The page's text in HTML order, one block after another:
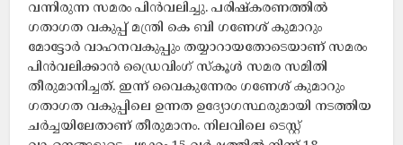
വന്നിരുന്ന സമരം പിൻവലിച്ചു. പരിഷ്കരണത്തിൽ
ഗതാഗത വകുപ്പ് മന്ത്രി കെ ബി ഗണേശ് കുമാറും
മോട്ടോർ വാഹനവകുപ്പും തയ്യാറായതോടെയാണ് സമരം
പിൻവലിക്കാൻ ഡ്രൈവിംഗ് സ്‌കൂൾ സമര സമിതി
തീരുമാനിച്ചത്. ഇന്ന് വൈകുന്നേരം ഗണേശ് കുമാറും
ഗതാഗത വകുപ്പിലെ ഉന്നത ഉദ്യോഗസ്ഥരുമായി നടത്തിയ
ചർച്ചയിലേതാണ് തീരുമാനം. നിലവിലെ ടെസ്റ്റ്